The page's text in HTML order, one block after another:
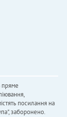
пряме
посилання на
заборонено.